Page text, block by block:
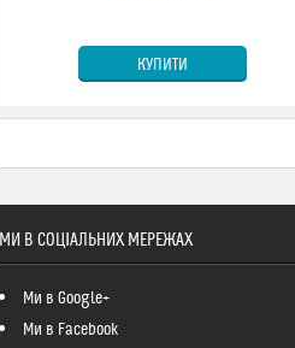
КУПИТИ
МИ В СОЦІАЛЬНИХ МЕРЕЖАХ
Ми в Google+
Ми в Facebook